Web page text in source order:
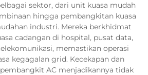
sektor, dari unit kuasa mudah
hingga pembangkitan kuasa
industri. Mereka berkhidmat
cadangan di hospital, pusat data,
memastikan operasi
kegagalan grid. Kecekapan dan
AC menjadikannya tidak